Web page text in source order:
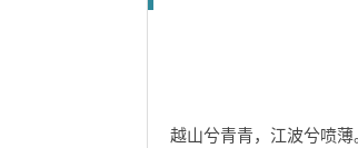
越山兮青青，江波兮喷